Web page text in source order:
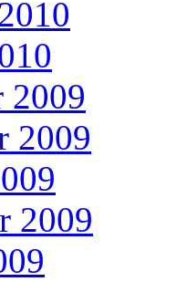
2009
2009
2009